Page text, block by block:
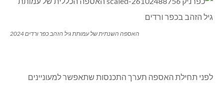
האספה השנתית של עמותת גיל הזהב כפר ורדים 2024
לפני תחילת האספה תערך התכנסות שתאפשר למעוניינים